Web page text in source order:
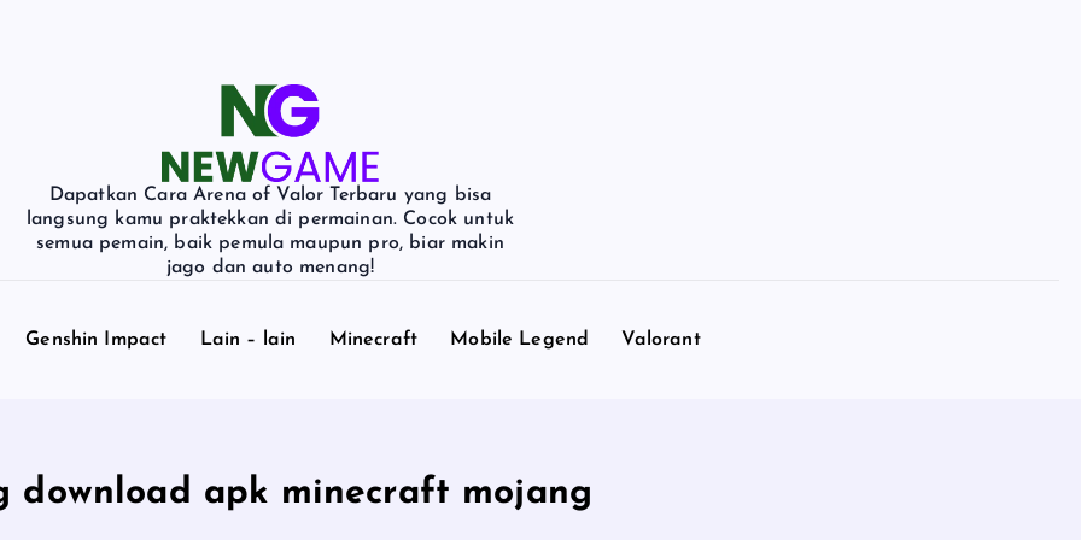
Dapatkan Cara Arena of Valor Terbaru yang bisa
langsung kamu praktekkan di permainan. Cocok untuk
semua pemain, baik pemula maupun pro, biar makin
jago dan auto menang!
Genshin Impact Lain – lain Minecraft Mobile Legend Valorant
download apk minecraft mojang